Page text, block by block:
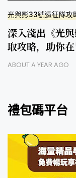
光與影33號遠征隊攻
深入淺出《光
取攻略，助你
ABOUT A YEAR AGO
禮包碼平台